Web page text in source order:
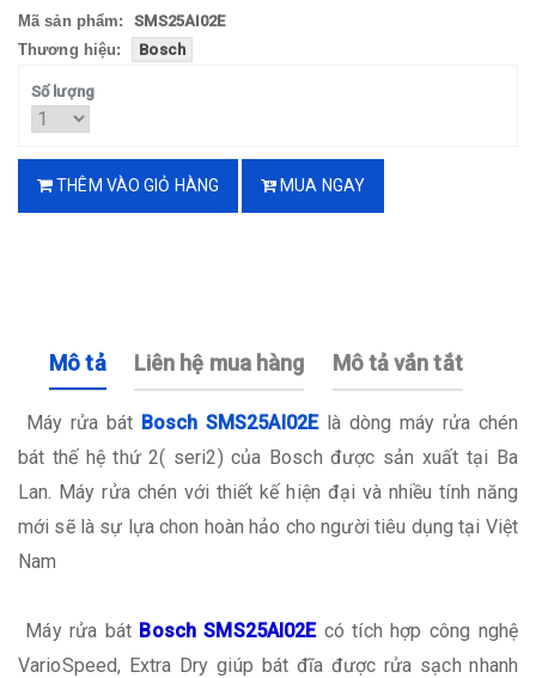
Mã sản phẩm:
SMS25AI02E
Thương hiệu:
Bosch
Số lượng
THÊM VÀO GIỎ HÀNG MUA NGAY
Mô tả Liên hệ mua hàng Mô tả vắn tắt
Máy rửa bát Bosch SMS25AI02E là dòng máy rửa chén
bát thế hệ thứ 2( seri2) của Bosch được sản xuất tại Ba
Lan. Máy rửa chén với thiết kế hiện đại và nhiều tính năng
mới sẽ là sự lựa chon hoàn hảo cho người tiêu dụng tại Việt
Nam
Máy rửa bát Bosch SMS25AI02Ecó tích hợp công nghệ
VarioSpeed, Extra Dry giúp bát đĩa được rửa sạch nhanh